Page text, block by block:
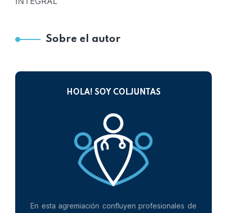
Sobre el autor
HOLA! SOY COLJUNTAS
En esta agremiación confluyen profesionales de